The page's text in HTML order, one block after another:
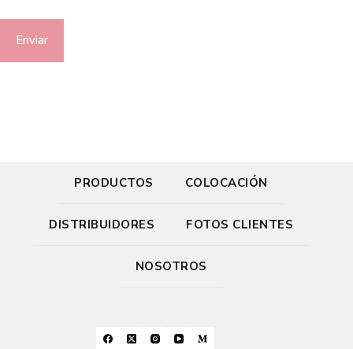
Enviar
PRODUCTOS COLOCACIÓN
DISTRIBUIDORES FOTOS CLIENTES
NOSOTROS